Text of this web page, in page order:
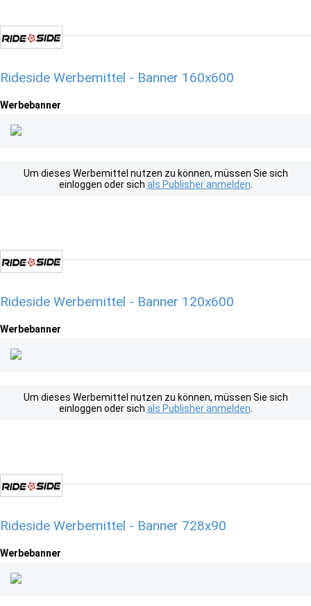
Rideside Werbemittel - Banner 160x600
Werbebanner
Um dieses Werbemittel nutzen zu können, müssen Sie sich
einloggen oder sich als Publisher anmelden
Rideside Werbemittel - Banner 120x600
Werbebanner
Um dieses Werbemittel nutzen zu können, müssen Sie sich
einloggen oder sich als Publisher anmelden
Rideside Werbemittel - Banner 728x90
Werbebanner